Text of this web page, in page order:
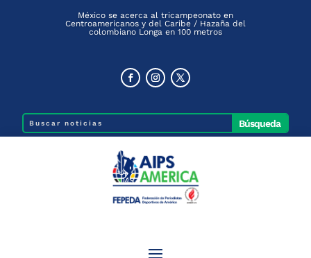
México se acerca al tricampeonato en
Centroamericanos y del Caribe / Hazaña del
colombiano Longa en 100 metros